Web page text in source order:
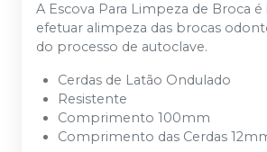
A Escova Para Limpeza de Broca é
efetuar alimpeza das brocas
do processo de autoclave.
Cerdas de Latão Ondulado
Resistente
Comprimento 100mm
Comprimento das Cerdas